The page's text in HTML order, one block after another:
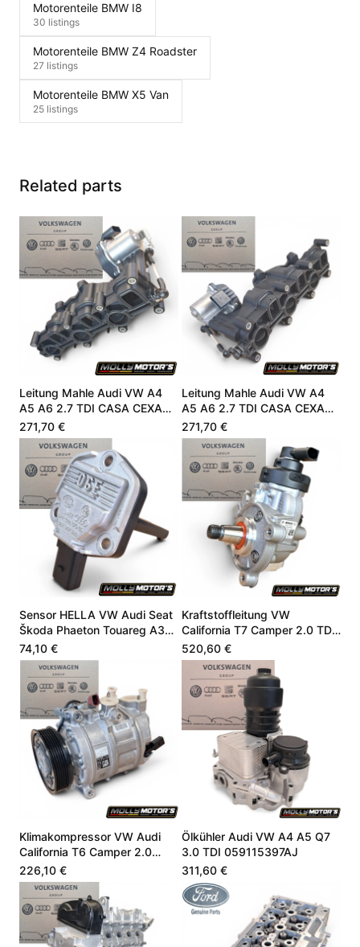
Motorenteile BMW I8
30 listings
Motorenteile BMW Z4 Roadster
27 listings
Motorenteile BMW X5 Van
25 listings
Related parts
Leitung Mahle Audi VW A4
A5 A6 2.7 TDI CASA CEXA
059129711DC
271,70 €
Leitung Mahle Audi VW A4
A5 A6 2.7 TDI CASA CEXA
059129711DC
271,70 €
Sensor HELLA VW Audi Seat
Škoda Phaeton Touareg A3
4.9 06E907660
74,10 €
Kraftstoffleitung VW
California T7 Camper 2.0 TDI
DZLA DSSA 05L130755B
520,60 €
Klimakompressor VW Audi
California T6 Camper 2.0
CZSE DZLA 7LA816803A
226,10 €
Ölkühler Audi VW A4 A5 Q7
3.0 TDI 059115397AJ
311,60 €